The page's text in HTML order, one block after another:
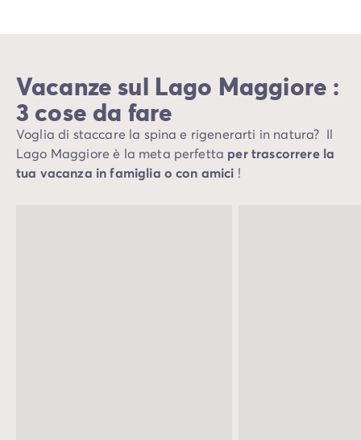
Vacanze sul Lago Maggiore :
3 cose da fare
Voglia di staccare la spina e rigenerarti in natura? Il
Lago Maggiore è la meta perfetta per trascorrere la
tua vacanza in famiglia o con amici !